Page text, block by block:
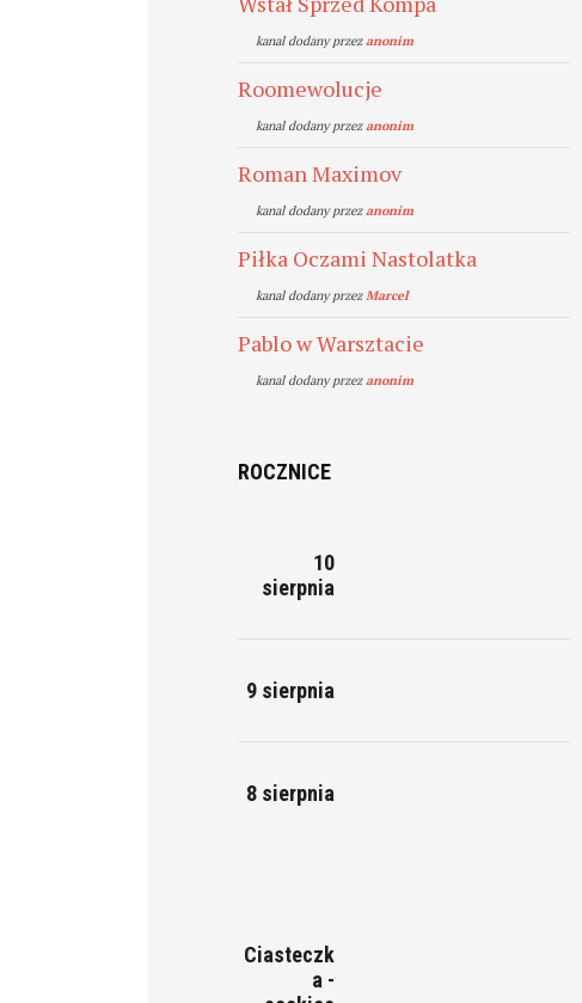
kanal dodany przezanonim
Roomewolucje
kanal dodany przezanonim
Roman Maximov
kanal dodany przezanonim
Piłka Oczami Nastolatka
kanal dodany przezMarcel
Pablo w Warsztacie
kanal dodany przezanonim
ROCZNICE
10
sierpnia
9 sierpnia
8 sierpnia
Ciasteczk
a -